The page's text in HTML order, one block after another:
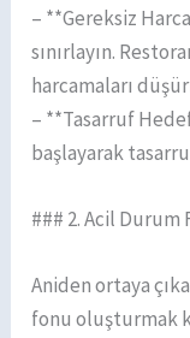
– **Gereksiz
sınırlayın.
harcamaları
– **Tasarruf
başlayarak
### 2. Acil
Aniden ortaya
fonu oluşturmak